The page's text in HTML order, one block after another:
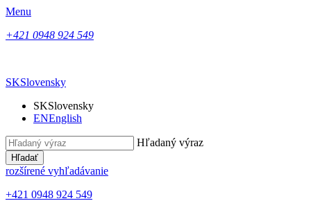
Menu
+421 0948 924 549
SKSlovensky
SKSlovensky
ENEnglish
Hľadaný výraz
Hľadať
rozšírené vyhľadávanie
+421 0948 924 549